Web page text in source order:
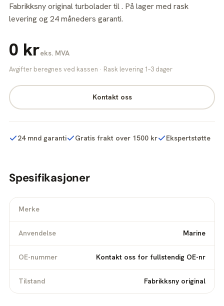
Fabrikksny original turbolader til . På lager med rask
levering og 24 måneders garanti.
0 kreks. MVA
Avgifter beregnes ved kassen · Rask levering 1–3 dager
Kontakt oss
24 mnd garanti Gratis frakt over 1500 kr Ekspertstøtte
Spesifikasjoner
Merke
Anvendelse Marine
OE-nummer Kontakt oss for fullstendig OE-nr
Tilstand Fabrikksny original